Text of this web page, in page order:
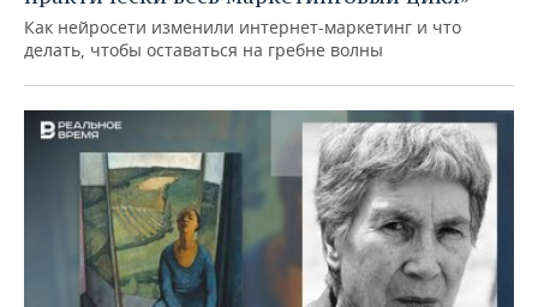
Как нейросети изменили интернет-маркетинг и что
делать, чтобы оставаться на гребне волны